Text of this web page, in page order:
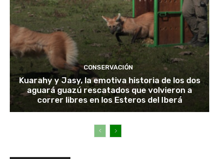
CONSERVACIÓN
Kuarahy y Jasy, la emotiva historia de los dos
aguará guazú rescatados que volvieron a
correr libres en los Esteros del Iberá